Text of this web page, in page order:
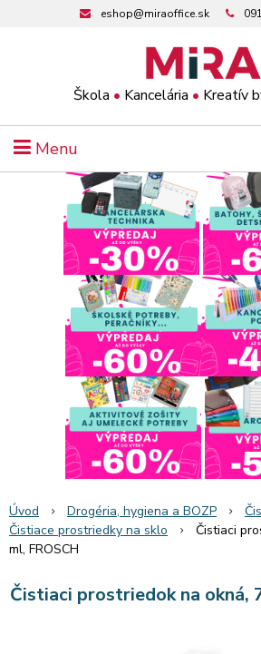
Škola • Kancelária • Kreatív
eshop@miraoffice.sk
Menu
Úvod Drogéria, hygiena a BOZP
Čistiace prostriedky na sklo
Čistiaci
ml, FROSCH
Čistiaci prostriedok na okná,